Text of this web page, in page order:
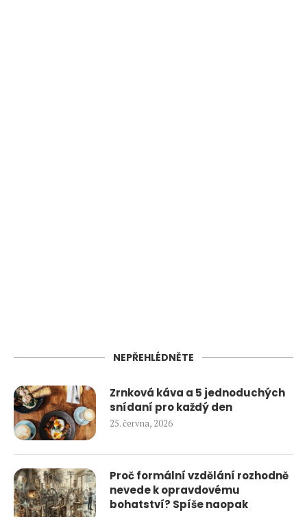
NEPŘEHLÉDNĚTE
Zrnková káva a 5 jednoduchých
snídaní pro každý den
25. června, 2026
Proč formální vzdělání rozhodně
nevede k opravdovému
bohatství? Spíše naopak